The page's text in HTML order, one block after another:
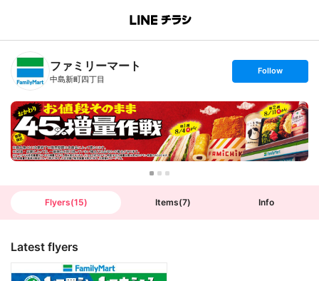
B
n
T
ファミリーマート
中島新町四丁目
s
t
o
l
l
o
w
Follow
Flyers(15) Items(7) Info
Latest flyers